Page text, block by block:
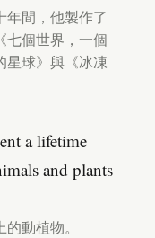
年間，他製作了
七個世界，一個
星球》與《冰凍
a lifetime
and plants
動植物。